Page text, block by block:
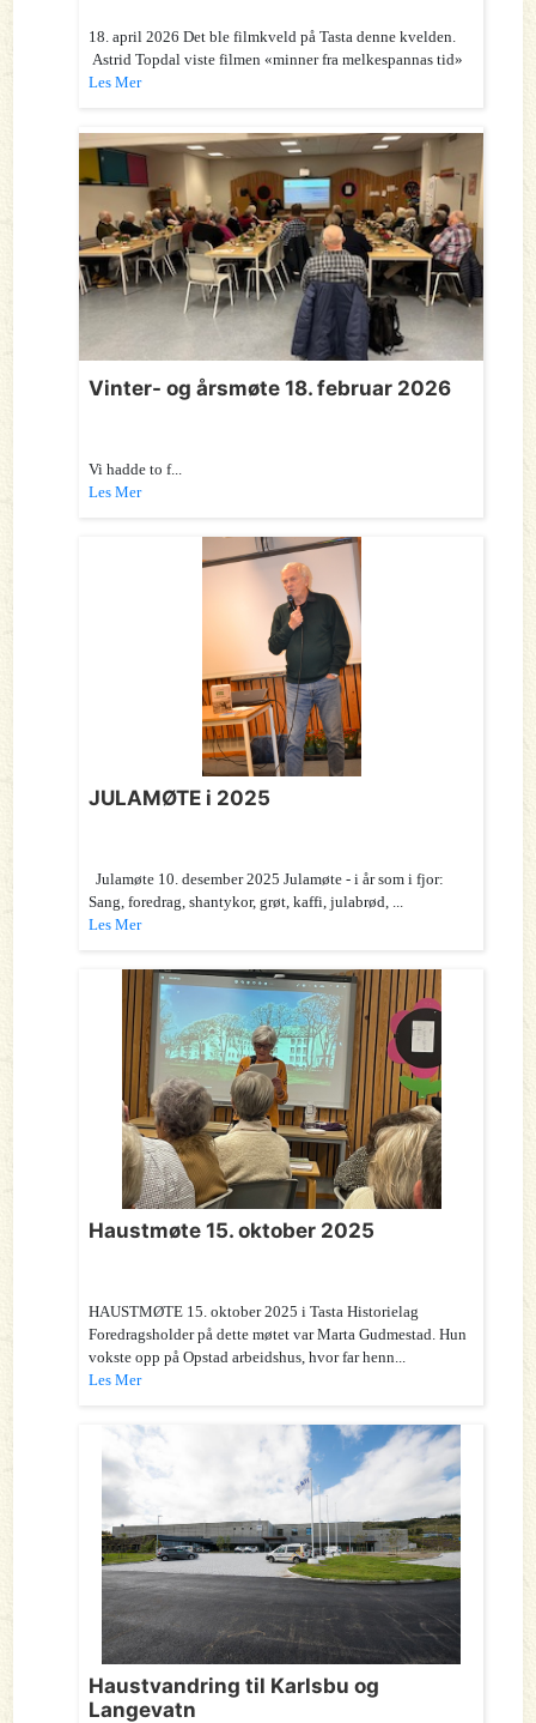
18. april 2026 Det ble filmkveld på Tasta denne kvelden.
Astrid Topdal viste filmen «minner fra melkespannas tid»
Les Mer
Vinter- og årsmøte 18. februar 2026
Vi hadde to f...
Les Mer
JULAMØTE i 2025
Julamøte 10. desember 2025 Julamøte - i år som i fjor:
Sang, foredrag, shantykor, grøt, kaffi, julabrød, ...
Les Mer
Haustmøte 15. oktober 2025
HAUSTMØTE 15. oktober 2025 i Tasta Historielag
Foredragsholder på dette møtet var Marta Gudmestad. Hun
vokste opp på Opstad arbeidshus, hvor far henn...
Les Mer
Haustvandring til Karlsbu og
Langevatn